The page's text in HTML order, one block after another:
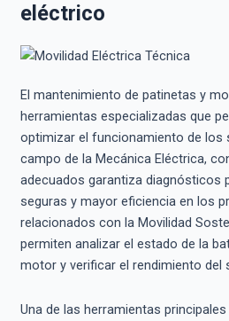
eléctrico
El mantenimiento de patinetas y
herramientas especializadas que
optimizar el funcionamiento de los
campo de la Mecánica Eléctrica,
adecuados garantiza diagnósticos
seguras y mayor eficiencia en los
relacionados con la Movilidad
permiten analizar el estado de la
motor y verificar el rendimiento del
Una de las herramientas